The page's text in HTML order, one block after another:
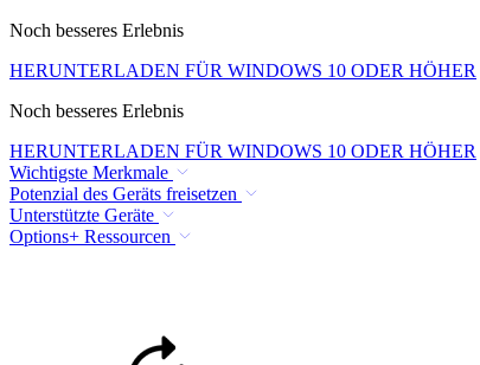
Noch besseres Erlebnis
HERUNTERLADEN FÜR WINDOWS 10 ODER HÖHER
Noch besseres Erlebnis
HERUNTERLADEN FÜR WINDOWS 10 ODER HÖHER
Wichtigste Merkmale
Potenzial des Geräts freisetzen
Unterstützte Geräte
Options+ Ressourcen